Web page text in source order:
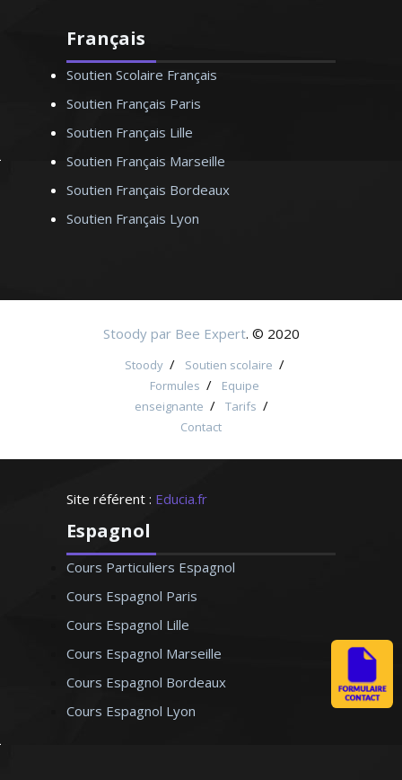
Français
Soutien Scolaire Français
Soutien Français Paris
Soutien Français Lille
Soutien Français Marseille
Soutien Français Bordeaux
Soutien Français Lyon
Stoody par Bee Expert. © 2020
Stoody / Soutien scolaire /
Formules /
Equipe
enseignante / Tarifs /
Contact
Site référent : Educia.fr
Espagnol
Cours Particuliers Espagnol
Cours Espagnol Paris
Cours Espagnol Lille
Cours Espagnol Marseille
Cours Espagnol Bordeaux
Cours Espagnol Lyon